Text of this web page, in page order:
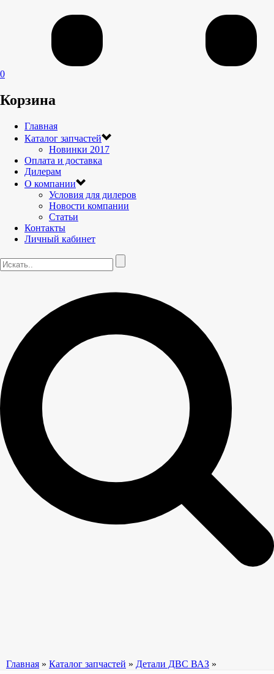
0
Корзина
Главная
Каталог запчастей
Новинки 2017
Оплата и доставка
Дилерам
О компании
Условия для дилеров
Новости компании
Статьи
Контакты
Личный кабинет
Главная » Каталог запчастей » Детали ДВС ВАЗ »